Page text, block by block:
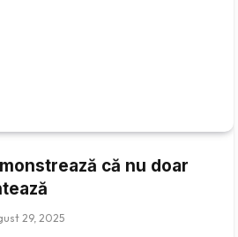
că nu doar
29, 2025